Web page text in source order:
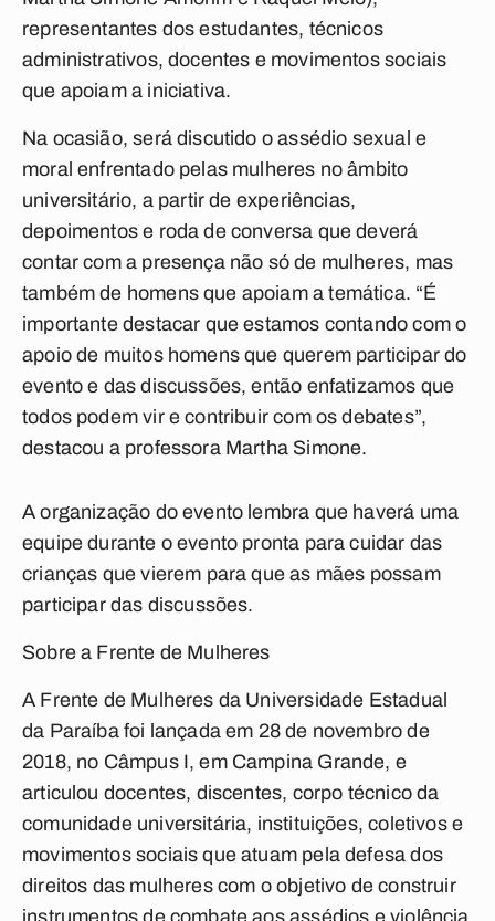
representantes dos estudantes, técnicos
administrativos, docentes e movimentos sociais
que apoiam a iniciativa.
Na ocasião, será discutido o assédio sexual e
moral enfrentado pelas mulheres no âmbito
universitário, a partir de experiências,
depoimentos e roda de conversa que deverá
contar com a presença não só de mulheres, mas
também de homens que apoiam a temática. “É
importante destacar que estamos contando com o
apoio de muitos homens que querem participar do
evento e das discussões, então enfatizamos que
todos podem vir e contribuir com os debates”,
destacou a professora Martha Simone.
A organização do evento lembra que haverá uma
equipe durante o evento pronta para cuidar das
crianças que vierem para que as mães possam
participar das discussões.
Sobre a Frente de Mulheres
A Frente de Mulheres da Universidade Estadual
da Paraíba foi lançada em 28 de novembro de
2018, no Câmpus I, em Campina Grande, e
articulou docentes, discentes, corpo técnico da
comunidade universitária, instituições, coletivos e
movimentos sociais que atuam pela defesa dos
direitos das mulheres com o objetivo de construir
instrumentos de combate aos assédios e violência